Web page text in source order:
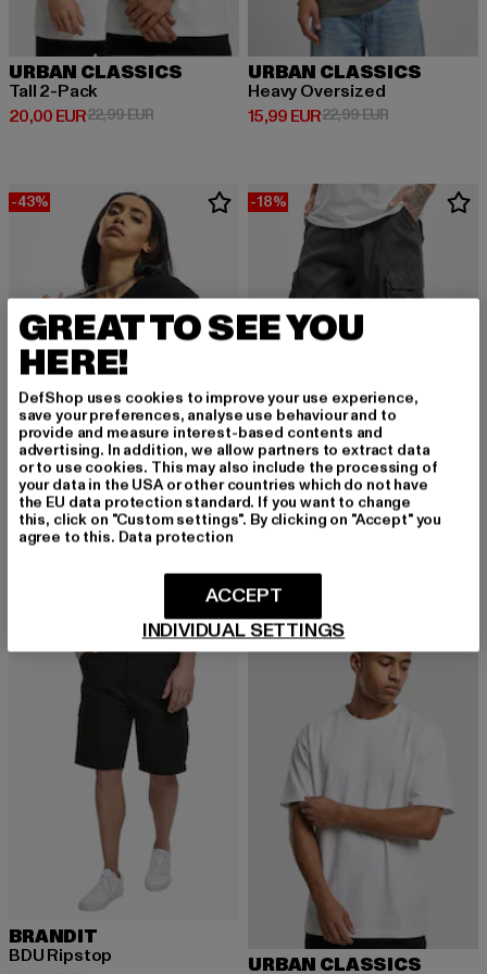
URBAN CLASSICS
Tall 2-Pack
20,00 EUR
Derzeitiger Preis: 20,00 EUR
22,99 EURAktionspreis: 22,99 EUR
URBAN CLASSICS
Heavy Oversized
15,99 EUR
Derzeitiger Preis: 15,99 EUR
22,99 EURAktionspreis:
-43%
URBAN CLASSICS
Ladies Essentials Short
13,10 EUR
Derzeitiger Preis: 13,10 EUR
22,99 EURAktionspreis: 22,99 EUR
-18%
BRANDIT
Urban Legend
BRANDIT
BDU Ripstop
-32%
URBAN CLASSICS
GREAT TO SEE YOU
HERE!
DefShop uses cookies to improve your use experience,
save your preferences, analyse use behaviour and to
provide and measure interest-based contents and
advertising. In addition, we allow partners to extract data
or to use cookies. This may also include the processing of
your data in the USA or other countries which do not have
the EU data protection standard. If you want to change
this, click on "Custom settings". By clicking on "Accept" you
agree to this. Data protection
INDIVIDUAL SETTINGS
ACCEPT